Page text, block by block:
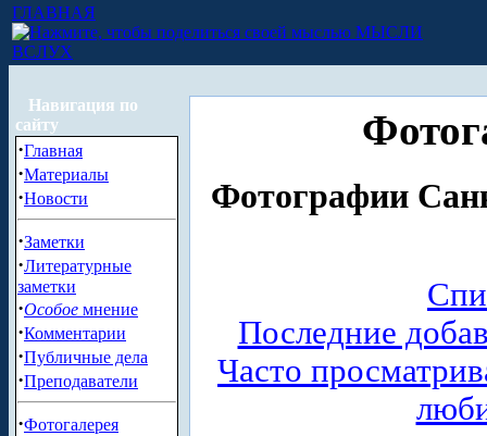
ГЛАВНАЯ
МЫСЛИ
ВСЛУХ
Навигация по
сайту
·Главная
·Материалы
·Новости
·Заметки
·Литературные
заметки
·Особое мнение
·Комментарии
·Публичные дела
·Преподаватели
·Фотогалерея
Фотографии
Последние
Часто